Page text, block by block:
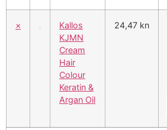
×
Kallos
KJMN
Cream
Hair
Colour
Keratin &
Argan Oil
24,47 kn